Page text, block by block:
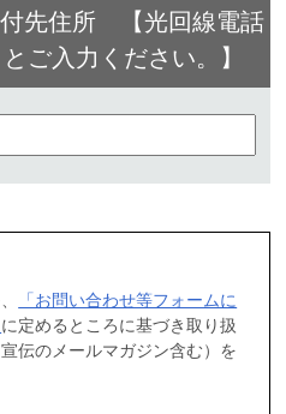
先住所 【光回線電話
ご入力ください。】​
「お問い合わせ等フォームに
に定めるところに基づき取り扱
伝のメールマガジン含む）を